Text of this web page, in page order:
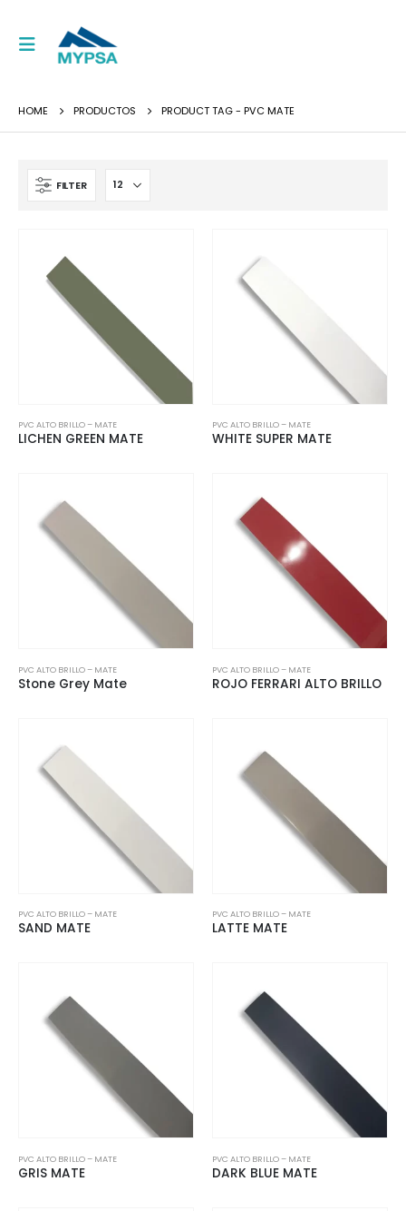
HOME PRODUCTOS PRODUCT TAG - PVC MATE
FILTER
PVC ALTO BRILLO – MATE
LICHEN GREEN MATE
PVC ALTO BRILLO – MATE
WHITE SUPER MATE
PVC ALTO BRILLO – MATE
Stone Grey Mate
PVC ALTO BRILLO – MATE
ROJO FERRARI ALTO BRILLO
PVC ALTO BRILLO – MATE
SAND MATE
PVC ALTO BRILLO – MATE
LATTE MATE
PVC ALTO BRILLO – MATE
GRIS MATE
PVC ALTO BRILLO – MATE
DARK BLUE MATE